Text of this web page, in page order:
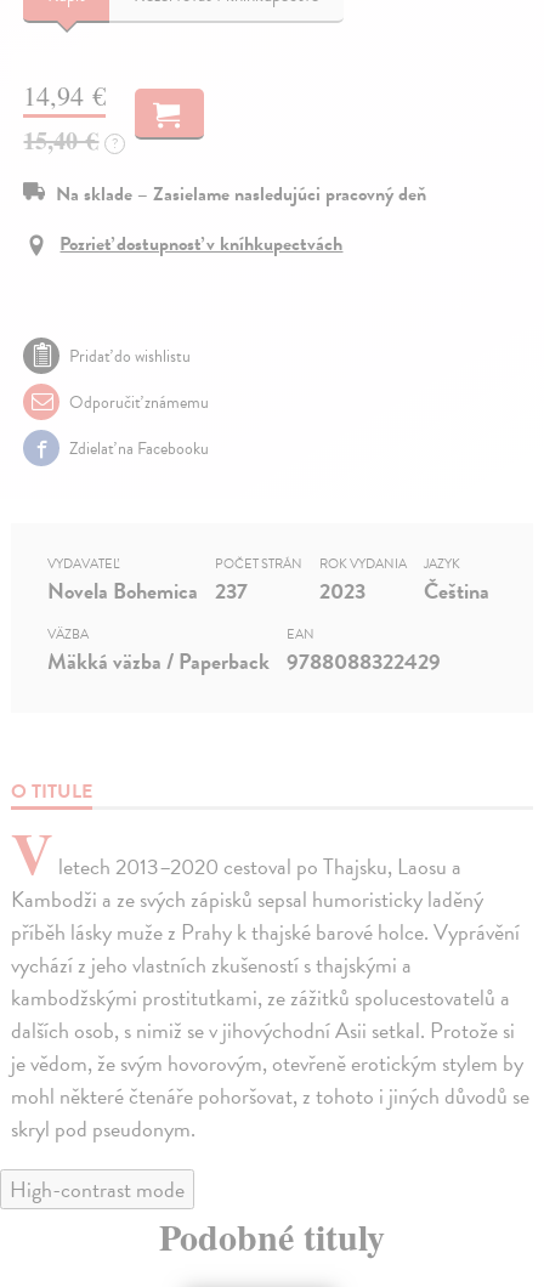
14,94 €
15,40 € ?
Na sklade – Zasielame nasledujúci pracovný deň
Pozrieť dostupnosť v kníhkupectvách
Pridať do wishlistu
Odporučiť známemu
Zdielať na Facebooku
O TITULE
V letech 2013–2020 cestoval po Thajsku, Laosu a
Kambodži a ze svých zápisků sepsal humoristicky laděný
příběh lásky muže z Prahy k thajské barové holce. Vyprávění
vychází z jeho vlastních zkušeností s thajskými a
kambodžskými prostitutkami, ze zážitků spolucestovatelů a
dalších osob, s nimiž se v jihovýchodní Asii setkal. Protože si
je vědom, že svým hovorovým, otevřeně erotickým stylem by
mohl některé čtenáře pohoršovat, z tohoto i jiných důvodů se
skryl pod pseudonym.
VYDAVATEĽ
Novela Bohemica
POČET STRÁN
237
ROK VYDANIA
2023
JAZYK
Čeština
VÄZBA
Mäkká väzba / Paperback
EAN
9788088322429
High-contrast mode
Podobné tituly